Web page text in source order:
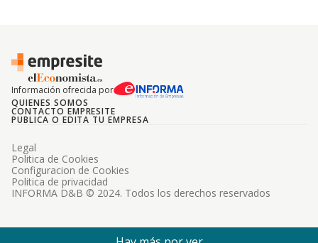
Información ofrecida por
QUIENES SOMOS
CONTACTO EMPRESITE
PUBLICA O EDITA TU EMPRESA
INFORMA D&B © 2024. Todos los derechos reservados
Legal
Politica de Cookies
Configuracion de Cookies
Politica de privacidad